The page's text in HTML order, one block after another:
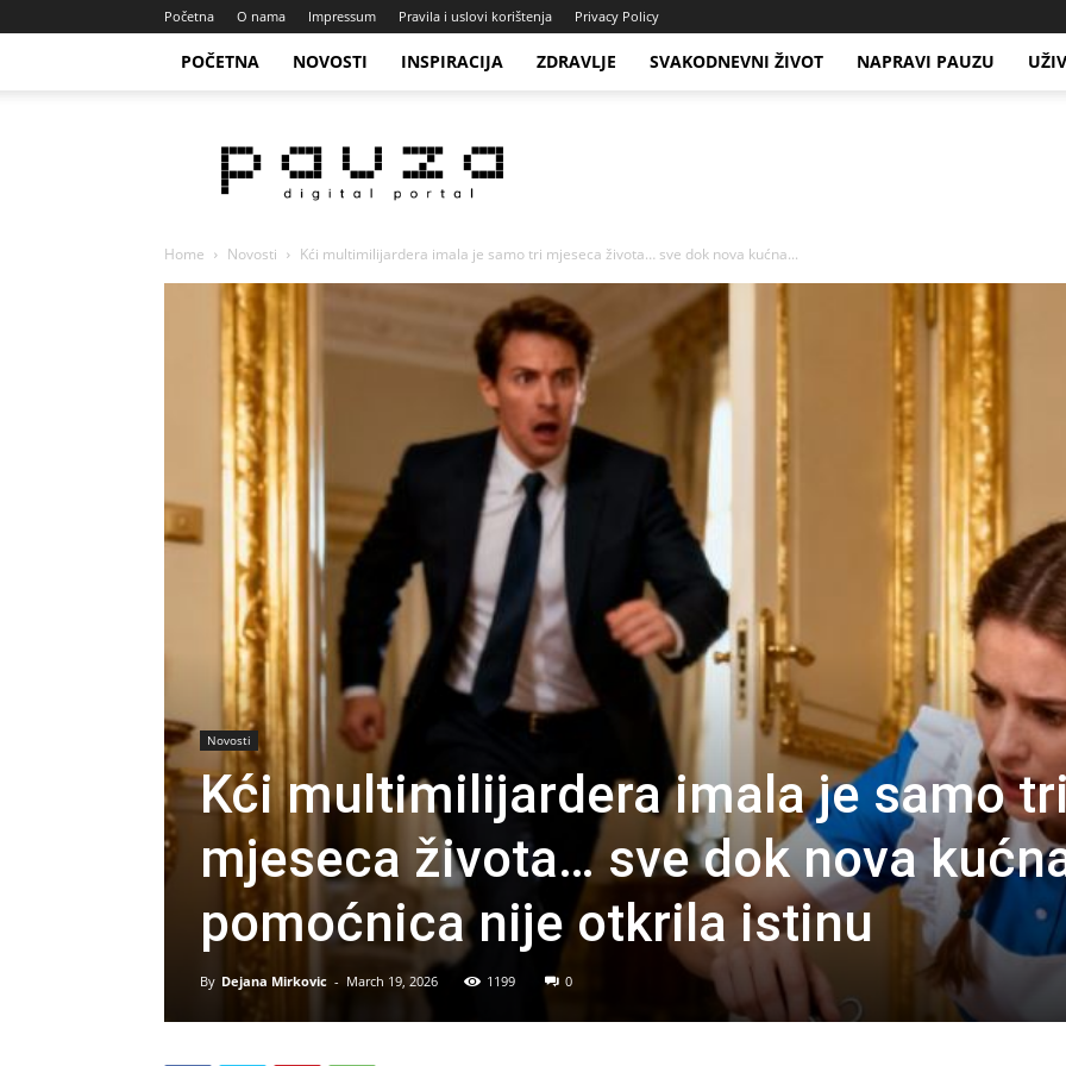
Početna O nama Impressum Pravila i uslovi korištenja Privacy Policy
POČETNA NOVOSTI INSPIRACIJA ZDRAVLJE SVAKODNEVNI ŽIVOT NAPRAVI PAUZU
Portal
Home Novosti Kći multimilijardera imala je samo tri mjeseca života… sve dok nova kućna...
Novosti
Kći multimilijardera imala je samo
mjeseca života… sve dok nova
pomoćnica nije otkrila istinu
By Dejana Mirkovic - March 19, 2026 1199 0